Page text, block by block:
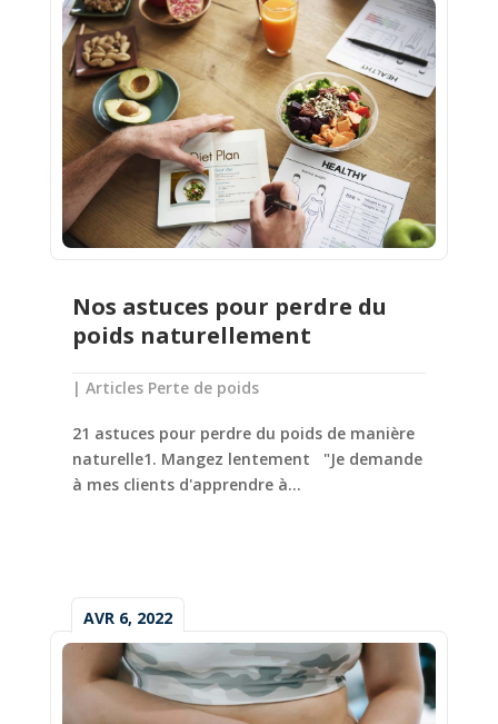
Nos astuces pour perdre du
poids naturellement
| Articles Perte de poids
21 astuces pour perdre du poids de manière
naturelle1. Mangez lentement "Je demande
à mes clients d'apprendre à...
AVR 6, 2022